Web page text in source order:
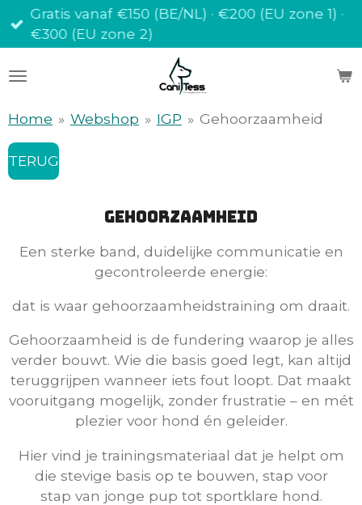
Ga
direct
de
Gratis vanaf €150 (BE/NL) · €200 (EU zone 1) ·
€300 (EU zone 2)
Home » Webshop » IGP » Gehoorzaamheid
TERUG
Gehoorzaamheid
Een sterke band, duidelijke communicatie en
gecontroleerde energie:
dat is waar gehoorzaamheidstraining om draait.
Gehoorzaamheid is de fundering waarop je alles
verder bouwt. Wie die basis goed legt, kan altijd
teruggrijpen wanneer iets fout loopt. Dat maakt
vooruitgang mogelijk, zonder frustratie – en mét
plezier voor hond én geleider.
Hier vind je trainingsmateriaal dat je helpt om
die stevige basis op te bouwen, stap voor
stap van jonge pup tot sportklare hond.